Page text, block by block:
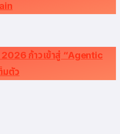
ก้าวเข้าสู่ “Agentic
มตัว